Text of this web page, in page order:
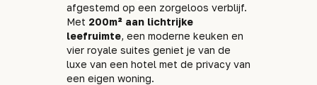
afgestemd op een zorgeloos verblijf.
Met 200m² aan lichtrijke
leefruimte, een moderne keuken en
vier royale suites geniet je van de
luxe van een hotel met de privacy van
een eigen woning.